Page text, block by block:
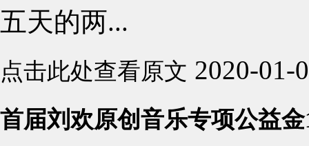
五天的两...
点击此处查看原文 2020-01-
首届刘欢原创音乐专项公益